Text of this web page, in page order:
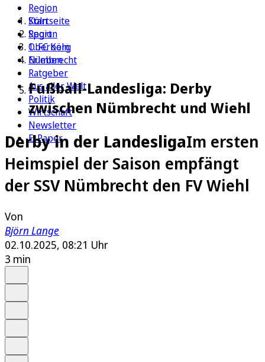
Region
Köln
Sport
1. FC Köln
Erleben
Ratgeber
Aus aller Welt
Politik
Wirtschaft
Newsletter
E-Paper
Startseite
Region
Oberberg
Nümbrecht
Fußball-Landesliga: Derby
zwischen Nümbrecht und Wiehl
Derby in der LandesligaIm ersten
Heimspiel der Saison empfängt
der SSV Nümbrecht den FV Wiehl
Von
Björn Lange
02.10.2025, 08:21 Uhr
3 min